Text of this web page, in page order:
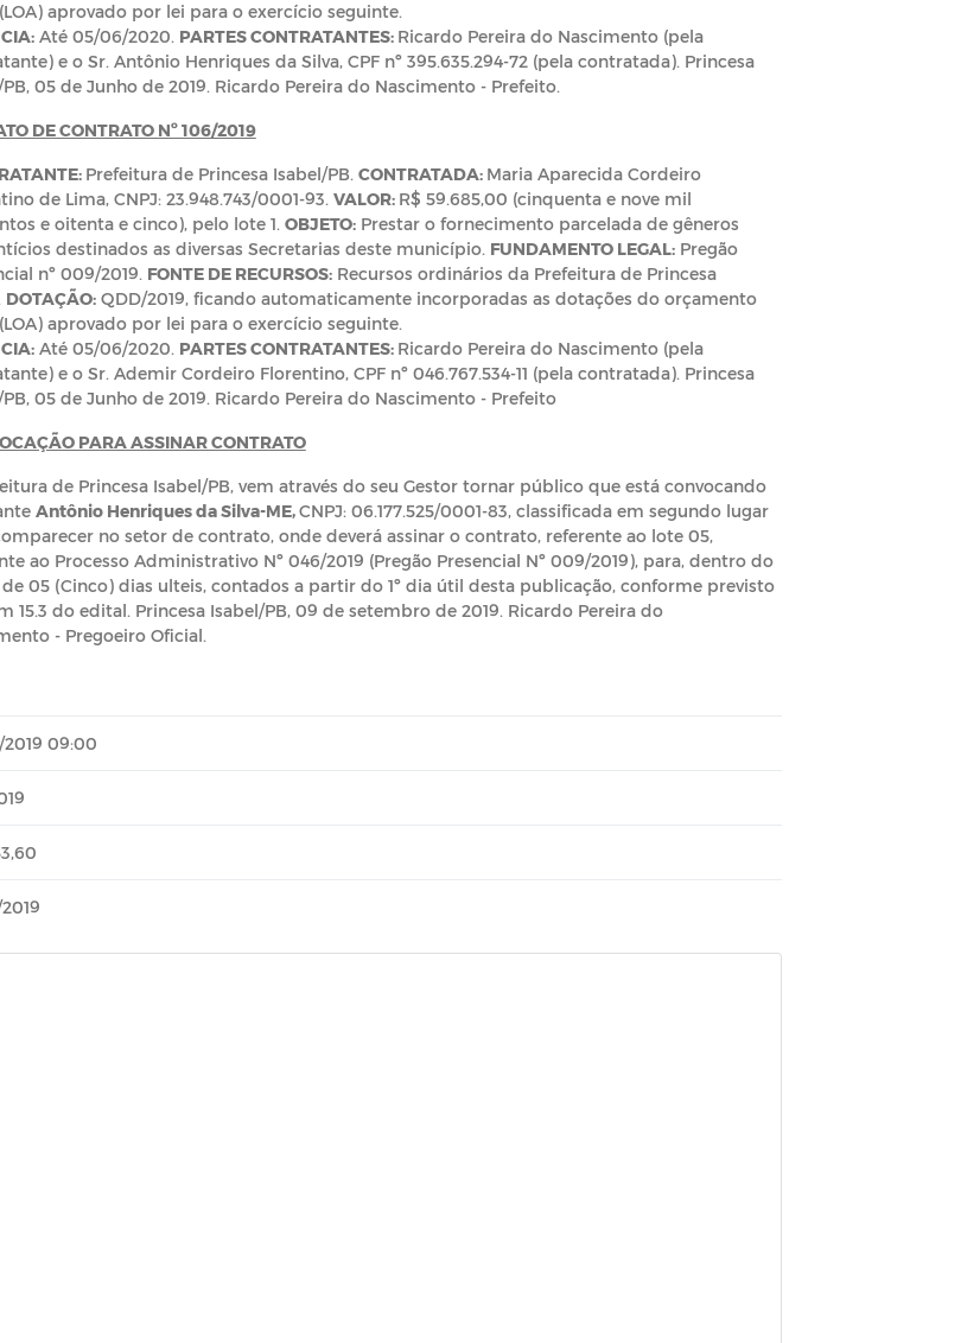
aprovado por lei para o exercício seguinte.
Até 05/06/2020. PARTES CONTRATANTES: Ricardo Pereira do Nascimento (pela
e o Sr. Antônio Henriques da Silva, CPF nº 395.635.294-72 (pela contratada). Princesa
05 de Junho de 2019. Ricardo Pereira do Nascimento - Prefeito.
DE CONTRATO Nº 106/2019
Prefeitura de Princesa Isabel/PB. CONTRATADA: Maria Aparecida Cordeiro
de Lima, CNPJ: 23.948.743/0001-93. VALOR: R$ 59.685,00 (cinquenta e nove mil
e oitenta e cinco), pelo lote 1. OBJETO:Prestar o fornecimento parcelada de gêneros
destinados as diversas Secretarias deste município. FUNDAMENTO LEGAL:Pregão
nº 009/2019. FONTE DE RECURSOS:Recursos ordinários da Prefeitura de Princesa
DOTAÇÃO:QDD/2019, ficando automaticamente incorporadas as dotações do orçamento
aprovado por lei para o exercício seguinte.
Até 05/06/2020. PARTES CONTRATANTES: Ricardo Pereira do Nascimento (pela
e o Sr. Ademir Cordeiro Florentino, CPF nº 046.767.534-11 (pela contratada). Princesa
PB, 05 de Junho de 2019. Ricardo Pereira do Nascimento - Prefeito
PARA ASSINAR CONTRATO
de Princesa Isabel/PB, vem através do seu Gestor tornar público que está convocando
Antônio Henriques da Silva-ME,CNPJ: 06.177.525/0001-83, classificada em segundo lugar
no setor de contrato, onde deverá assinar o contrato, referente ao lote 05,
ao Processo Administrativo Nº 046/2019 (Pregão Presencial Nº 009/2019), para, dentro do
05 (Cinco) dias ulteis, contados a partir do 1º dia útil desta publicação, conforme previsto
15.3 do edital. Princesa Isabel/PB, 09 de setembro de 2019. Ricardo Pereira do
- Pregoeiro Oficial.
09:00